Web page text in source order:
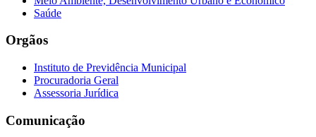
Saúde
Orgãos
Instituto de Previdência Municipal
Procuradoria Geral
Assessoria Jurídica
Comunicação